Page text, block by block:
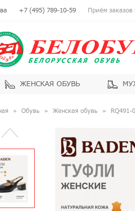
+7 (495) 789-10-59 Приём
ЖЕНСКАЯ ОБУВЬ
Обувь Женская обувь